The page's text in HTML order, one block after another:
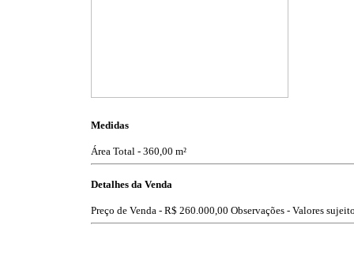
Medidas
Área Total - 360,00 m²
Detalhes da Venda
Preço de Venda - R$ 260.000,00 Observações - Valores